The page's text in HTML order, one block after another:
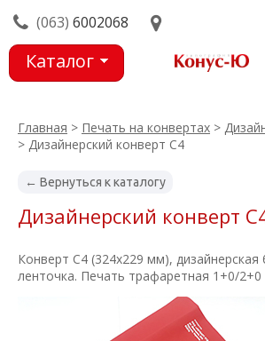
(063) 6002068
Каталог
Главная > Печать на конвертах >
> Дизайнерский конверт C4
← Вернуться к каталогу
Дизайнерский конверт
Конверт C4 (324х229 мм),
ленточка. Печать трафаретная 1+0/2+0